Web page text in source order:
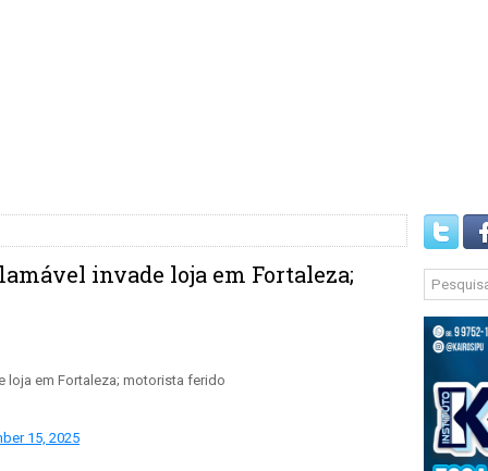
invade loja em Fortaleza;
loja em Fortaleza; motorista ferido
15, 2025